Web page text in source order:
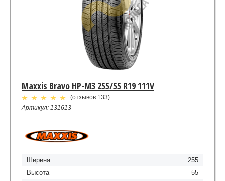
Maxxis Bravo HP-M3 255/55 R19 111V
(отзывов 133)
Артикул: 131613
Ширина
255
Высота
55